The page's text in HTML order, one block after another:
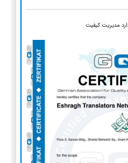
مدیریت کیفیت